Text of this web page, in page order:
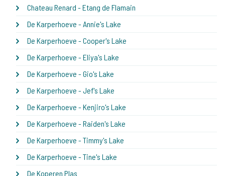
Chateau Renard - Etang de Flamain
De Karperhoeve - Annie's Lake
De Karperhoeve - Cooper's Lake
De Karperhoeve - Eliya's Lake
De Karperhoeve - Gio's Lake
De Karperhoeve - Jef's Lake
De Karperhoeve - Kenjiro's Lake
De Karperhoeve - Raiden's Lake
De Karperhoeve - Timmy's Lake
De Karperhoeve - Tine's Lake
De Koperen Plas